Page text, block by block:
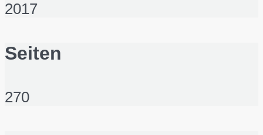
2017
Seiten
270